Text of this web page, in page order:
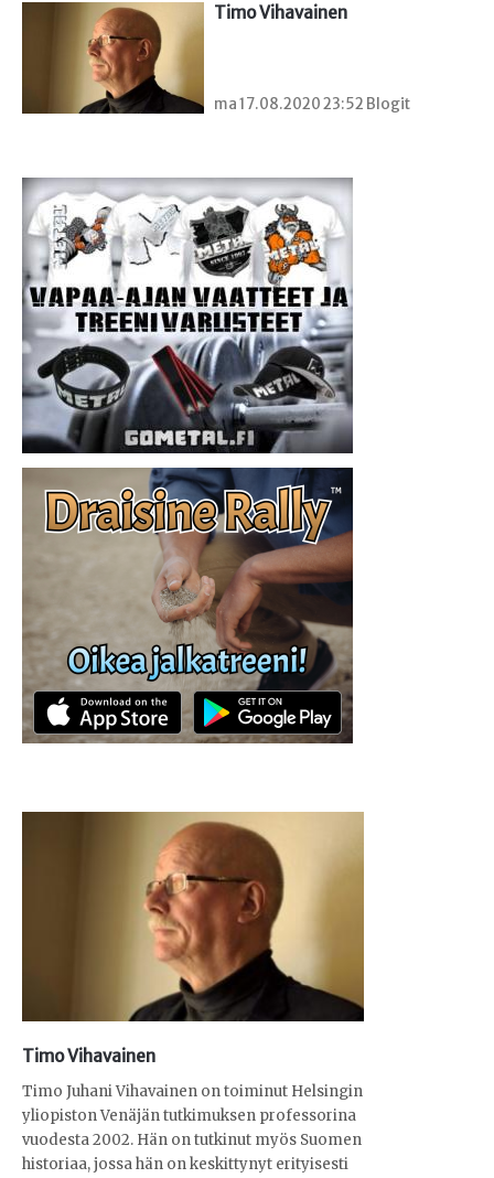
Timo Vihavainen
ma 17.08.2020 23:52 Blogit
Timo Vihavainen
Timo Juhani Vihavainen on toiminut Helsingin
yliopiston Venäjän tutkimuksen professorina
vuodesta 2002. Hän on tutkinut myös Suomen
historiaa, jossa hän on keskittynyt erityisesti